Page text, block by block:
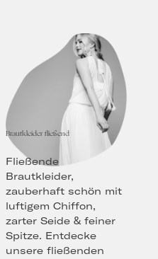
Brautkleider fließend
Fließende
Brautkleider,
zauberhaft schön mit
luftigem Chiffon,
zarter Seide & feiner
Spitze. Entdecke
unsere fließenden